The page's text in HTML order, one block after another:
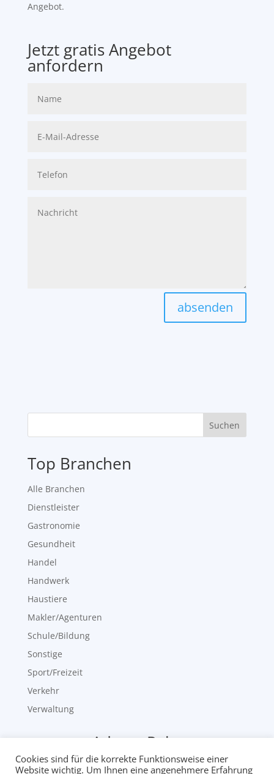
Angebot.
Jetzt gratis Angebot
anfordern
absenden
Suchen
Top Branchen
Alle Branchen
Dienstleister
Gastronomie
Gesundheit
Handel
Handwerk
Haustiere
Makler/Agenturen
Schule/Bildung
Sonstige
Sport/Freizeit
Verkehr
Verwaltung
neueste Adress-Pakete
Ergotherapeuten
Cookies sind für die korrekte Funktionsweise einer
Website wichtig. Um Ihnen eine angenehmere Erfahrung